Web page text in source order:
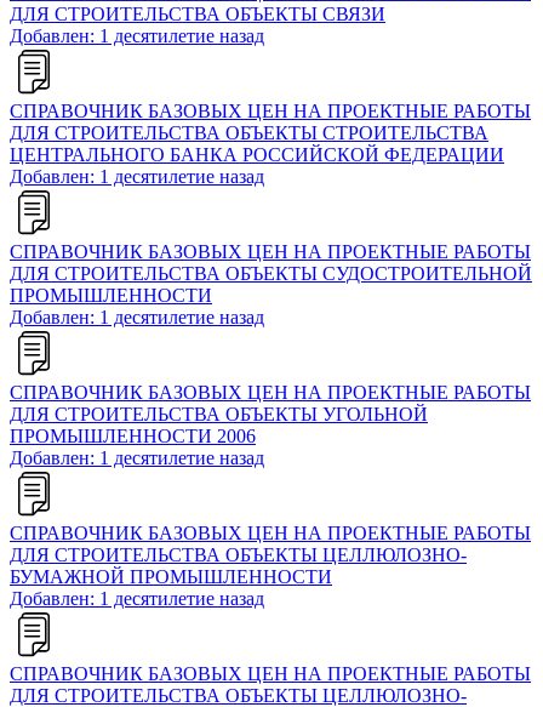
ДЛЯ СТРОИТЕЛЬСТВА ОБЪЕКТЫ СВЯЗИ
Добавлен: 1 десятилетие назад
СПРАВОЧНИК БАЗОВЫХ ЦЕН НА ПРОЕКТНЫЕ РАБОТЫ
ДЛЯ СТРОИТЕЛЬСТВА ОБЪЕКТЫ СТРОИТЕЛЬСТВА
ЦЕНТРАЛЬНОГО БАНКА РОССИЙСКОЙ ФЕДЕРАЦИИ
Добавлен: 1 десятилетие назад
СПРАВОЧНИК БАЗОВЫХ ЦЕН НА ПРОЕКТНЫЕ РАБОТЫ
ДЛЯ СТРОИТЕЛЬСТВА ОБЪЕКТЫ СУДОСТРОИТЕЛЬНОЙ
ПРОМЫШЛЕННОСТИ
Добавлен: 1 десятилетие назад
СПРАВОЧНИК БАЗОВЫХ ЦЕН НА ПРОЕКТНЫЕ РАБОТЫ
ДЛЯ СТРОИТЕЛЬСТВА ОБЪЕКТЫ УГОЛЬНОЙ
ПРОМЫШЛЕННОСТИ 2006
Добавлен: 1 десятилетие назад
СПРАВОЧНИК БАЗОВЫХ ЦЕН НА ПРОЕКТНЫЕ РАБОТЫ
ДЛЯ СТРОИТЕЛЬСТВА ОБЪЕКТЫ ЦЕЛЛЮЛОЗНО-
БУМАЖНОЙ ПРОМЫШЛЕННОСТИ
Добавлен: 1 десятилетие назад
СПРАВОЧНИК БАЗОВЫХ ЦЕН НА ПРОЕКТНЫЕ РАБОТЫ
ДЛЯ СТРОИТЕЛЬСТВА ОБЪЕКТЫ ЦЕЛЛЮЛОЗНО-